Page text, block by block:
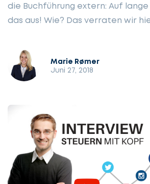
die Buchführung extern: Auf
das aus! Wie? Das verraten wir
Marie Rømer
Juni 27, 2018